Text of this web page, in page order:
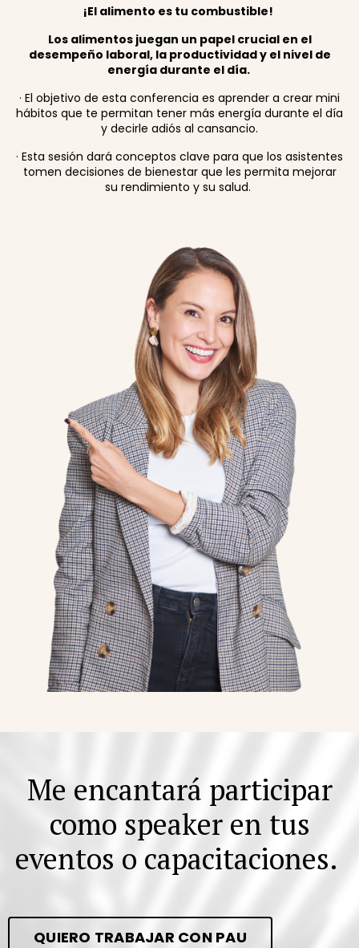
¡El alimento es tu combustible!
Los alimentos juegan un papel crucial en el
desempeño laboral, la productividad y el nivel de
energía durante el día.
· El objetivo de esta conferencia es aprender a crear mini
hábitos que te permitan tener más energía durante el día
y decirle adiós al cansancio.
· Esta sesión dará conceptos clave para que los asistentes
tomen decisiones de bienestar que les permita mejorar
su rendimiento y su salud.
Me encantará participar
como speaker en tus
eventos o capacitaciones.
QUIERO TRABAJAR CON PAU